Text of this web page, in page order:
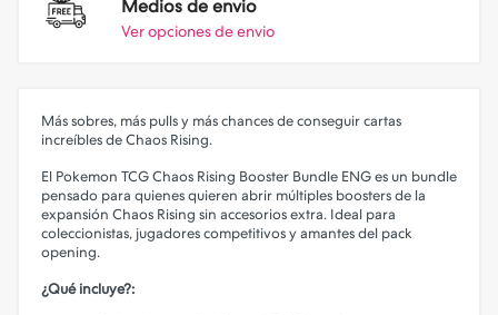
Medios de envio
Ver opciones de envio
Más sobres, más pulls y más chances de conseguir cartas
increíbles de Chaos Rising.
El Pokemon TCG Chaos Rising Booster Bundle ENG es un bundle
pensado para quienes quieren abrir múltiples boosters de la
expansión Chaos Rising sin accesorios extra. Ideal para
coleccionistas, jugadores competitivos y amantes del pack
opening.
¿Qué incluye?: